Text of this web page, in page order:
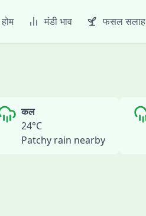
होम मंडी भाव फसल सलाह
कल
24°C
Patchy rain nearby